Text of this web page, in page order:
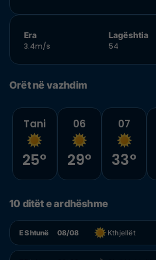
Era
3.4m/s
Lagështia
54
Orët në vazhdim
Tani
25°
06
29°
07
33°
10 ditët e ardhëshme
E Shtunë 08/08 Kthjellët